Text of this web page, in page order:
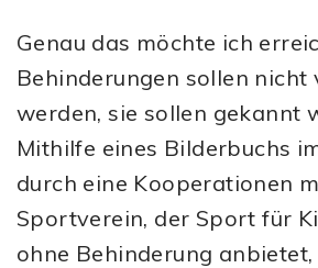
Genau das möchte ich
Behinderungen sollen nicht
werden, sie sollen gekannt
Mithilfe eines Bilderbuchs
durch eine Kooperationen
Sportverein, der Sport für
ohne Behinderung